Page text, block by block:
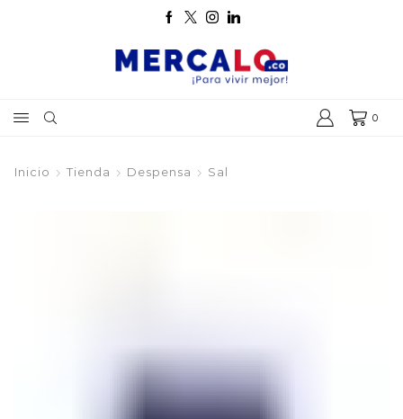
0
Inicio Tienda Despensa Sal